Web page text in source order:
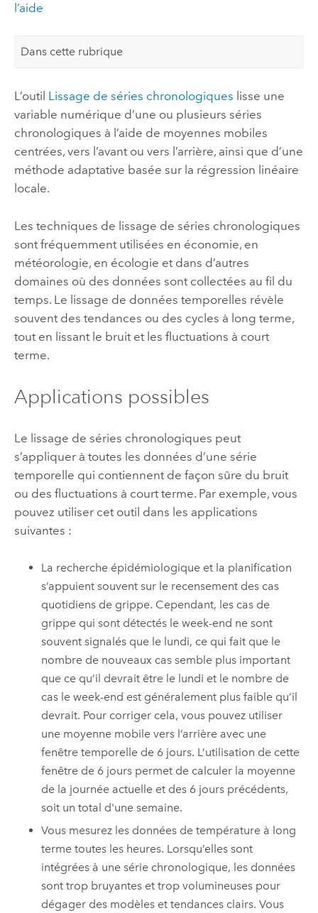
l’aide
Dans cette rubrique
L’outil Lissage de séries chronologiques lisse une
variable numérique d’une ou plusieurs séries
chronologiques à l’aide de moyennes mobiles
centrées, vers l’avant ou vers l’arrière, ainsi que d’une
méthode adaptative basée sur la régression linéaire
locale.
Les techniques de lissage de séries chronologiques
sont fréquemment utilisées en économie, en
météorologie, en écologie et dans d’autres
domaines où des données sont collectées au fil du
temps. Le lissage de données temporelles révèle
souvent des tendances ou des cycles à long terme,
tout en lissant le bruit et les fluctuations à court
terme.
Applications possibles
Le lissage de séries chronologiques peut
s’appliquer à toutes les données d’une série
temporelle qui contiennent de façon sûre du bruit
ou des fluctuations à court terme. Par exemple, vous
pouvez utiliser cet outil dans les applications
suivantes :
La recherche épidémiologique et la planification
s’appuient souvent sur le recensement des cas
quotidiens de grippe. Cependant, les cas de
grippe qui sont détectés le week-end ne sont
souvent signalés que le lundi, ce qui fait que le
nombre de nouveaux cas semble plus important
que ce qu’il devrait être le lundi et le nombre de
cas le week-end est généralement plus faible qu’il
devrait. Pour corriger cela, vous pouvez utiliser
une moyenne mobile vers l’arrière avec une
fenêtre temporelle de 6 jours. L’utilisation de cette
fenêtre de 6 jours permet de calculer la moyenne
de la journée actuelle et des 6 jours précédents,
soit un total d'une semaine.
Vous mesurez les données de température à long
terme toutes les heures. Lorsqu’elles sont
intégrées à une série chronologique, les données
sont trop bruyantes et trop volumineuses pour
dégager des modèles et tendances clairs. Vous